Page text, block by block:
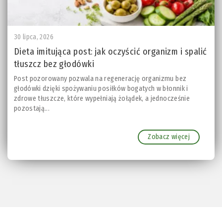
30 lipca, 2026
Dieta imitująca post: jak oczyścić organizm i spalić
tłuszcz bez głodówki
Post pozorowany pozwala na regenerację organizmu bez
głodówki dzięki spożywaniu posiłków bogatych w błonnik i
zdrowe tłuszcze, które wypełniają żołądek, a jednocześnie
pozostają...
Zobacz więcej